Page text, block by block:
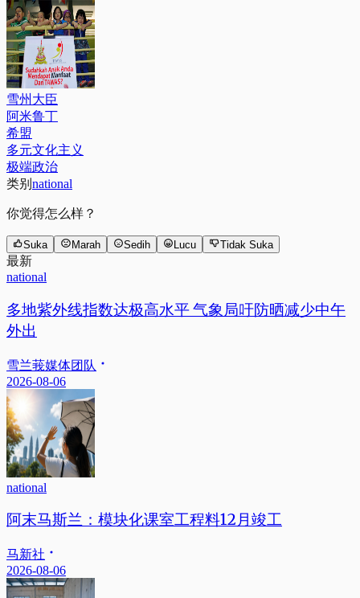
雪州大臣
阿米鲁丁
希盟
多元文化主义
极端政治
类别 national
你觉得怎么样？
Suka Marah Sedih Lucu Tidak Suka
最新
national
多地紫外线指数达极高水平 气象局吁防晒减少中午
外出
雪兰莪媒体团队
2026-08-06
national
阿末马斯兰：模块化课室工程料12月竣工
马新社
2026-08-06